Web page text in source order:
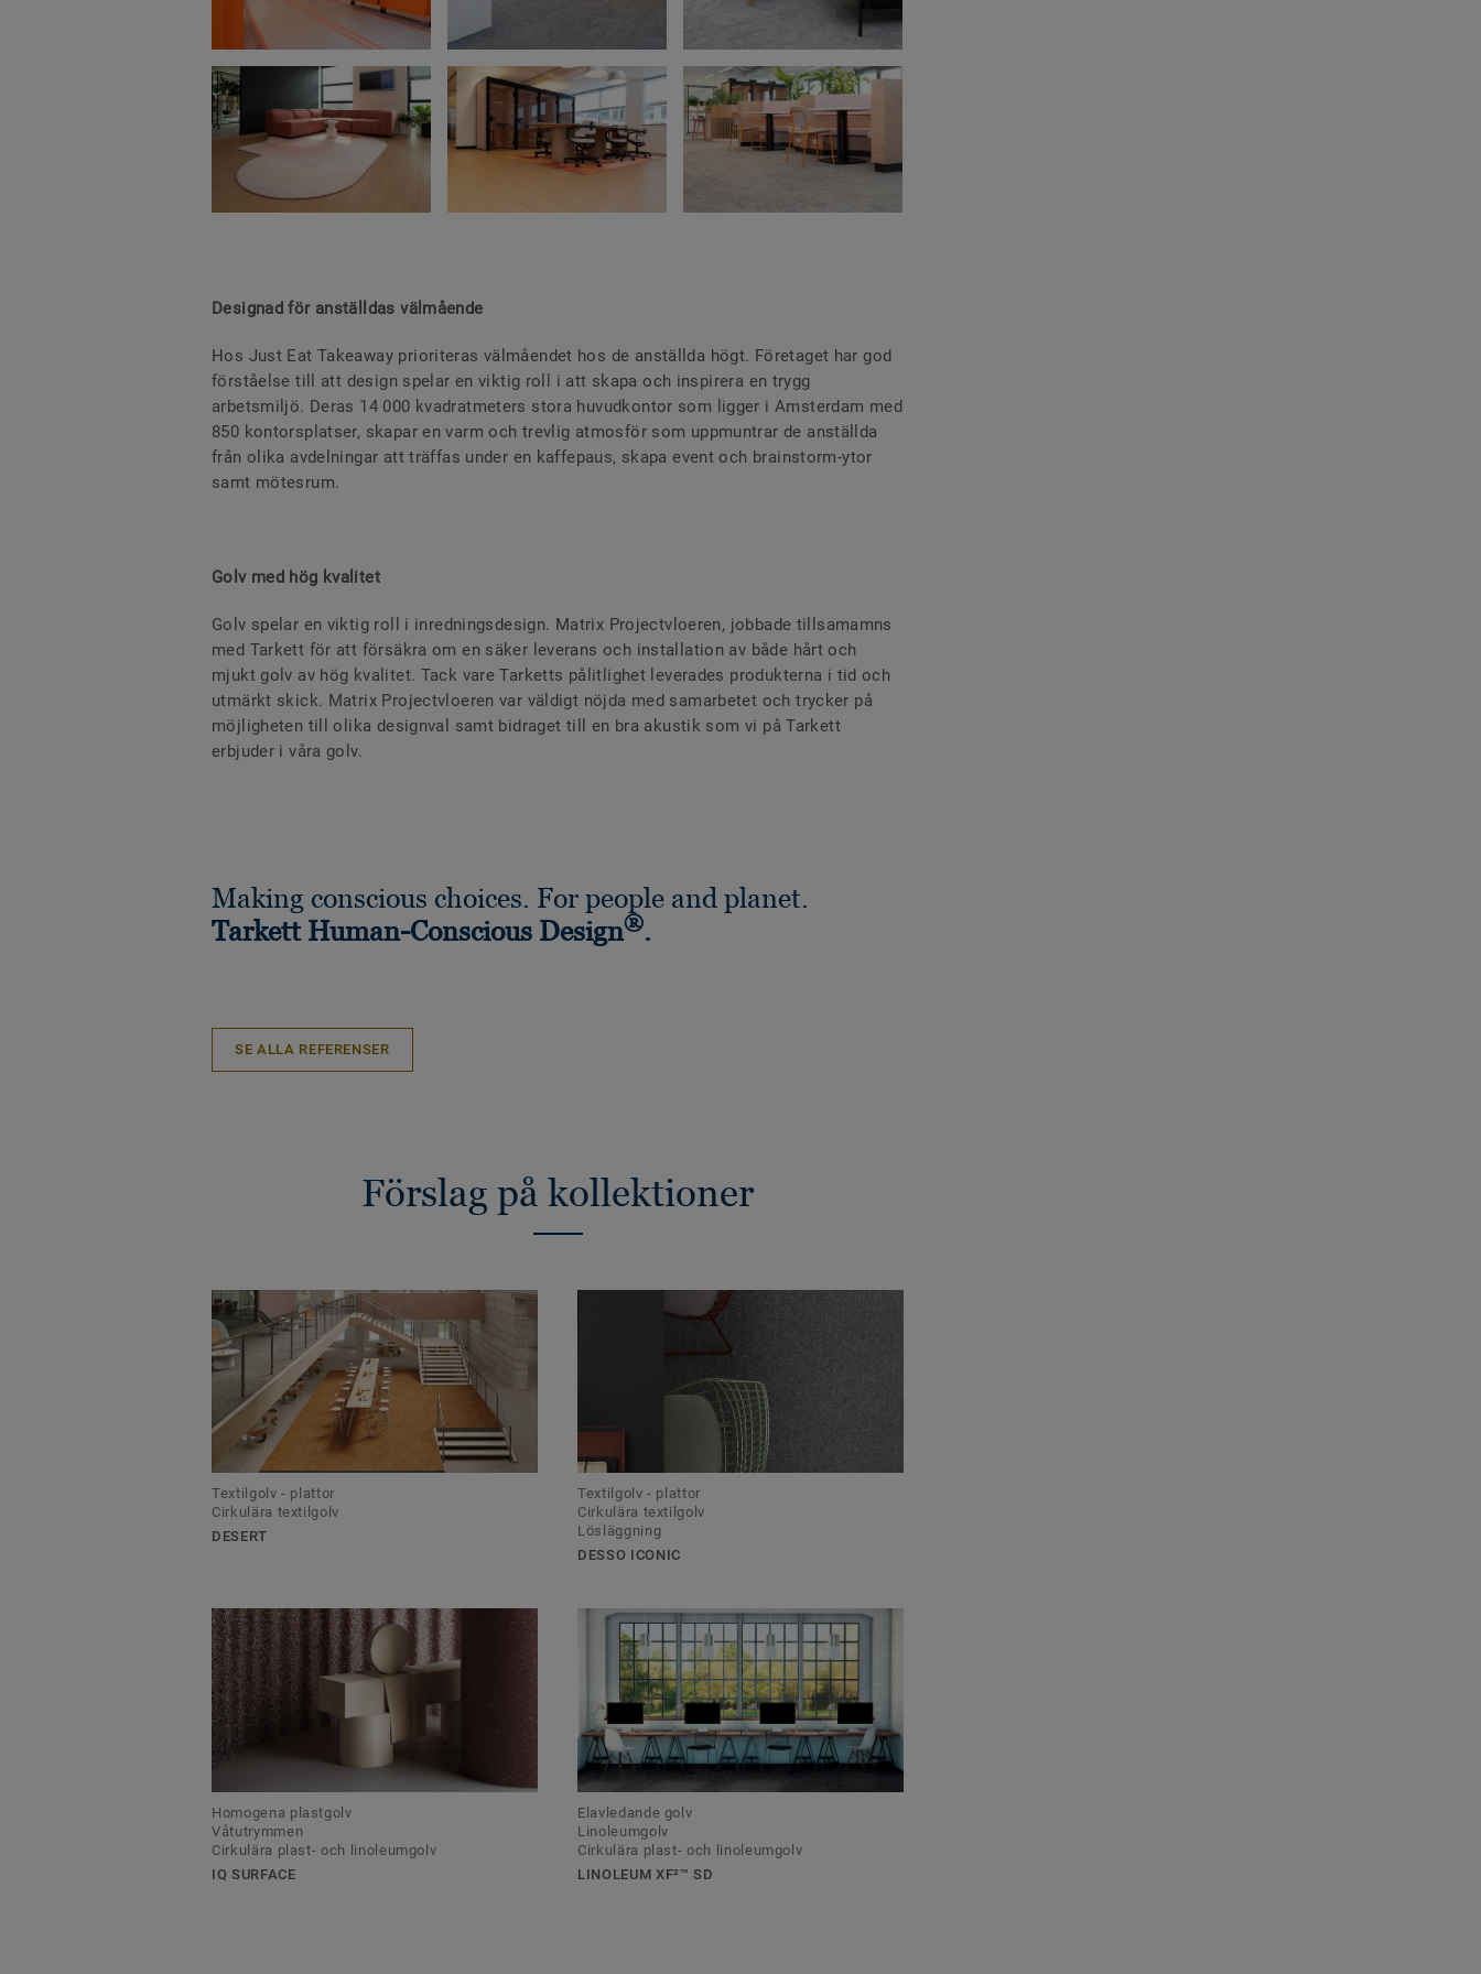
Designad för anställdas välmående
Hos Just Eat Takeaway prioriteras välmåendet hos de anställda högt. Företaget har god
förståelse till att design spelar en viktig roll i att skapa och inspirera en trygg
arbetsmiljö. Deras 14 000 kvadratmeters stora huvudkontor som ligger i Amsterdam med
850 kontorsplatser, skapar en varm och trevlig atmosför som uppmuntrar de anställda
från olika avdelningar att träffas under en kaffepaus, skapa event och brainstorm-ytor
samt mötesrum.
Golv med hög kvalitet
Golv spelar en viktig roll i inredningsdesign. Matrix Projectvloeren, jobbade tillsamamns
med Tarkett för att försäkra om en säker leverans och installation av både hårt och
mjukt golv av hög kvalitet. Tack vare Tarketts pålitlighet leverades produkterna i tid och
utmärkt skick. Matrix Projectvloeren var väldigt nöjda med samarbetet och trycker på
möjligheten till olika designval samt bidraget till en bra akustik som vi på Tarkett
erbjuder i våra golv.
Making conscious choices. For people and planet.
Tarkett Human-Conscious Design®.
SE ALLA REFERENSER
Förslag på kollektioner
Textilgolv - plattor
Cirkulära textilgolv
DESERT
Textilgolv - plattor
Cirkulära textilgolv
Lösläggning
DESSO ICONIC
Homogena plastgolv
Våtutrymmen
Cirkulära plast- och linoleumgolv
IQ SURFACE
Elavledande golv
Linoleumgolv
Cirkulära plast- och linoleumgolv
LINOLEUM XF²™ SD